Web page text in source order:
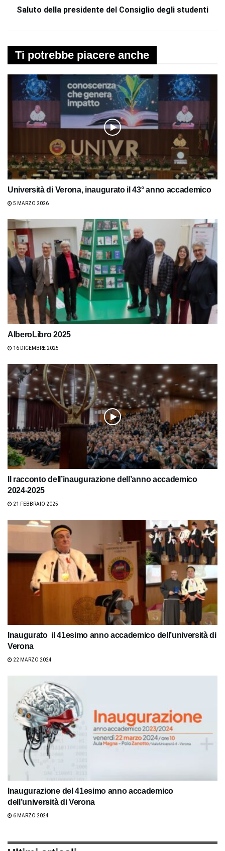
Saluto della presidente del Consiglio degli studenti
Ti potrebbe piacere anche
Università di Verona, inaugurato il 43° anno accademico
5 MARZO 2026
AlberoLibro 2025
16 DICEMBRE 2025
Il racconto dell’inaugurazione dell’anno accademico
2024-2025
21 FEBBRAIO 2025
Inaugurato il 41esimo anno accademico dell’università di
Verona
22 MARZO 2024
Inaugurazione del 41esimo anno accademico
dell’università di Verona
6 MARZO 2024